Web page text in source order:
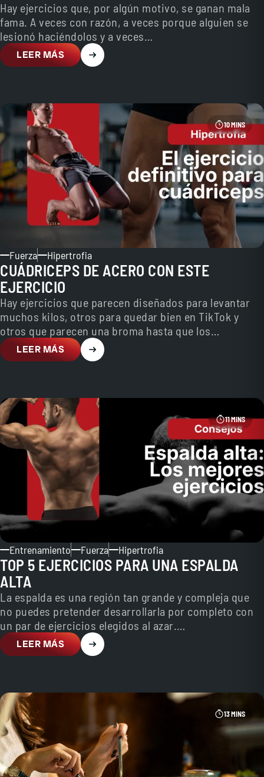
Hay ejercicios que, por algún motivo, se ganan mala
fama. A veces con razón, a veces porque alguien se
lesionó haciéndolos y a veces…
LEER MÁS
10 MINS
Fuerza Hipertrofia
CUÁDRICEPS DE ACERO CON ESTE
EJERCICIO
Hay ejercicios que parecen diseñados para levantar
muchos kilos, otros para quedar bien en TikTok y
otros que parecen una broma hasta que los…
LEER MÁS
11 MINS
Entrenamiento Fuerza Hipertrofia
TOP 5 EJERCICIOS PARA UNA ESPALDA
ALTA
La espalda es una región tan grande y compleja que
no puedes pretender desarrollarla por completo con
un par de ejercicios elegidos al azar.…
LEER MÁS
13 MINS